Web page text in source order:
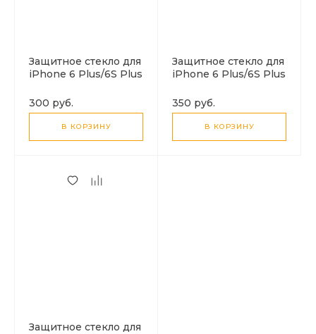
Защитное стекло для
iPhone 6 Plus/6S Plus
Shatterproof edges,
3D, закруглённое,
300 руб.
В КОРЗИНУ
Защитное стекло для
iPhone 6 Plus/6S Plus
Edges 3D, белое
350 руб.
В КОРЗИНУ
Защитное стекло для